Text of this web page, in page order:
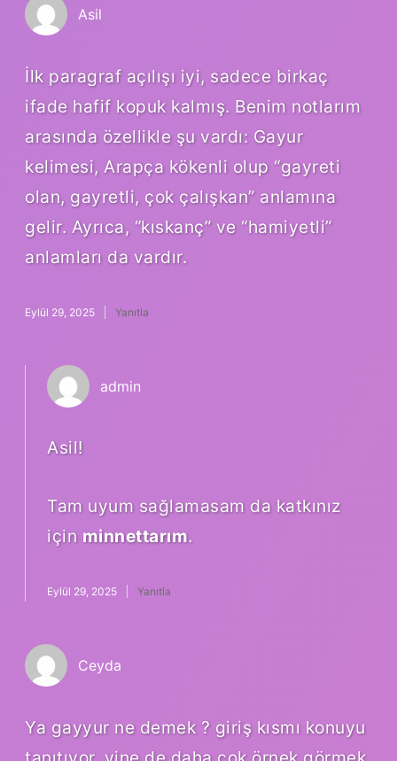
Asil
İlk paragraf açılışı iyi, sadece birkaç
ifade hafif kopuk kalmış. Benim notlarım
arasında özellikle şu vardı: Gayur
kelimesi, Arapça kökenli olup “gayreti
olan, gayretli, çok çalışkan” anlamına
gelir. Ayrıca, “kıskanç” ve “hamiyetli”
anlamları da vardır.
Eylül 29, 2025 Yanıtla
admin
Asil!
Tam uyum sağlamasam da katkınız
için minnettarım.
Eylül 29, 2025 Yanıtla
Ceyda
Ya gayyur ne demek ? giriş kısmı konuyu